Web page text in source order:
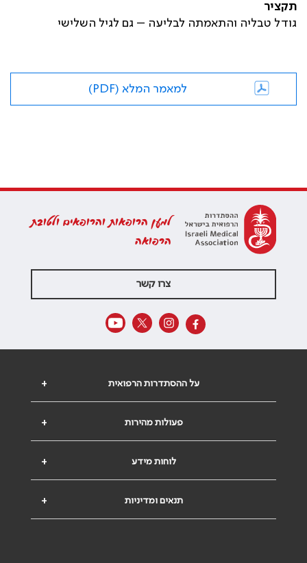
תקציר
גודל טבליה והתאמתה לבליעה – גם לגיל השלישי
למאמר המלא (PDF)
למען הרופאות והרופאים ולטובת
הרפואה
צרו קשר
+ על ההסתדרות הרפואית
+ פעולות מהירות
+ לוחות מידע
+ תנאים ומדיניות